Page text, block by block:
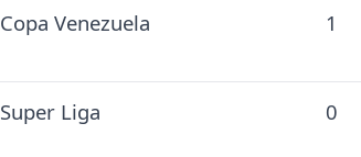
Copa Venezuela 1
Super Liga 0